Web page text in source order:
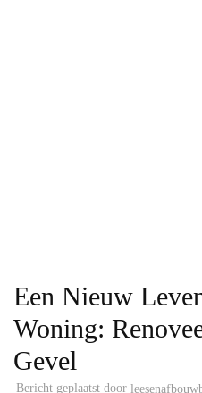
Een Nieuw
Woning:
Gevel
Bericht geplaatst door